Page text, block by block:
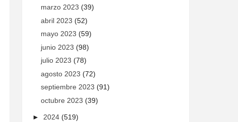
marzo 2023 (39)
abril 2023 (52)
mayo 2023 (59)
junio 2023 (98)
julio 2023 (78)
agosto 2023 (72)
septiembre 2023 (91)
octubre 2023 (39)
► 2024 (519)